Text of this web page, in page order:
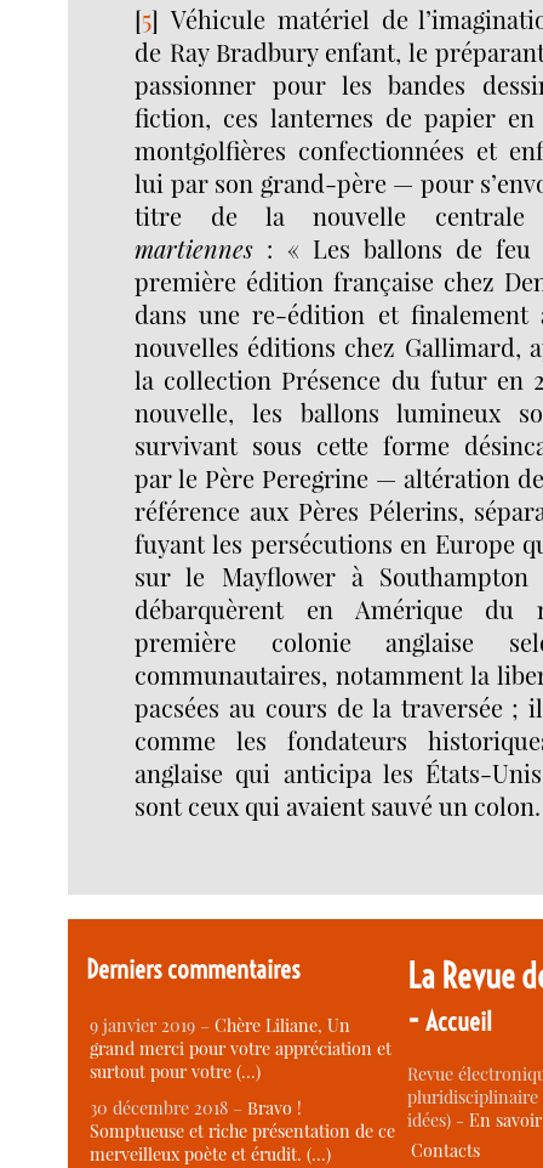
[5] Véhicule matériel de
de Ray Bradbury enfant, le
passionner pour les bandes
fiction, ces lanternes de papier
montgolfières confectionnées et
lui par son grand-père — pour
titre de la nouvelle
martiennes : « Les ballons de feu
première édition française chez
dans une re-édition et finalement
nouvelles éditions chez Gallimard,
la collection Présence du futur en
nouvelle, les ballons lumineux
survivant sous cette forme
par le Père Peregrine — altération
référence aux Pères Pélerins,
fuyant les persécutions en Europe
sur le Mayflower à
débarquèrent en Amérique du
première colonie anglaise
communautaires, notamment la
pacsées au cours de la traversée ;
comme les fondateurs
anglaise qui anticipa les États-
sont ceux qui avaient sauvé un colon.
Derniers commentaires
9 janvier 2019 –Chère Liliane, Un
grand merci pour votre appréciation et
surtout pour votre (…)
30 décembre 2018 –Bravo !
Somptueuse et riche présentation de ce
merveilleux poète et érudit. (…)
La Revue
-Accueil
Revue
idées) -En
Contacts